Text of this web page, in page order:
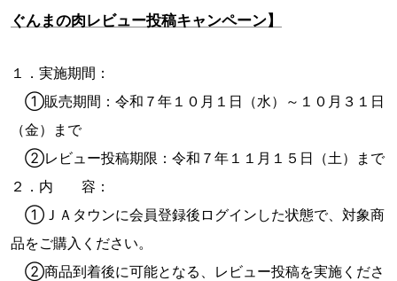
ぐんまの肉レビュー投稿キャンペーン】
１．実施期間：
①販売期間：令和７年１０月１日（水）～１０月３１日
（金）まで
②レビュー投稿期限：令和７年１１月１５日（土）まで
２．内 容：
①ＪＡタウンに会員登録後ログインした状態で、対象商
品をご購入ください。
②商品到着後に可能となる、レビュー投稿を実施くださ